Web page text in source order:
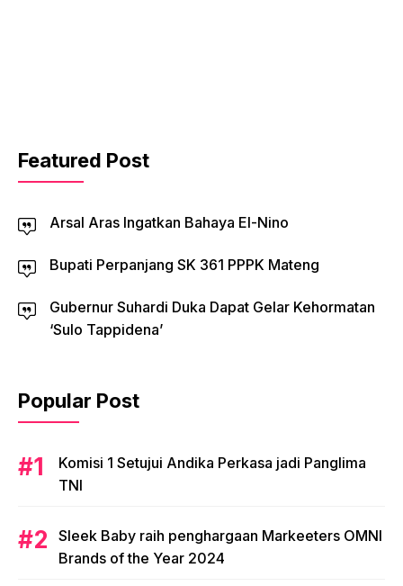
Featured Post
Arsal Aras Ingatkan Bahaya El-Nino
Bupati Perpanjang SK 361 PPPK Mateng
Gubernur Suhardi Duka Dapat Gelar Kehormatan
‘Sulo Tappidena’
Popular Post
Komisi 1 Setujui Andika Perkasa jadi Panglima
TNI
Sleek Baby raih penghargaan Markeeters OMNI
Brands of the Year 2024